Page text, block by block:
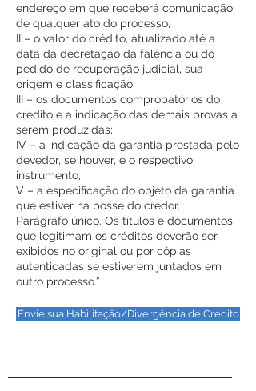
endereço em que receberá comunicação
de qualquer ato do processo;
II – o valor do crédito, atualizado até a
data da decretação da falência ou do
pedido de recuperação judicial, sua
origem e classificação;
III – os documentos comprobatórios do
crédito e a indicação das demais provas a
serem produzidas;
IV – a indicação da garantia prestada pelo
devedor, se houver, e o respectivo
instrumento;
V – a especificação do objeto da garantia
que estiver na posse do credor.
Parágrafo único. Os títulos e documentos
que legitimam os créditos deverão ser
exibidos no original ou por cópias
autenticadas se estiverem juntados em
outro processo.”
Envie sua Habilitação/Divergência de Crédito